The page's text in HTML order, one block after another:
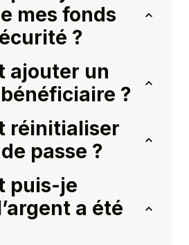
mes fonds
?
ajouter un
?
réinitialiser
passe ?
puis-je
a été